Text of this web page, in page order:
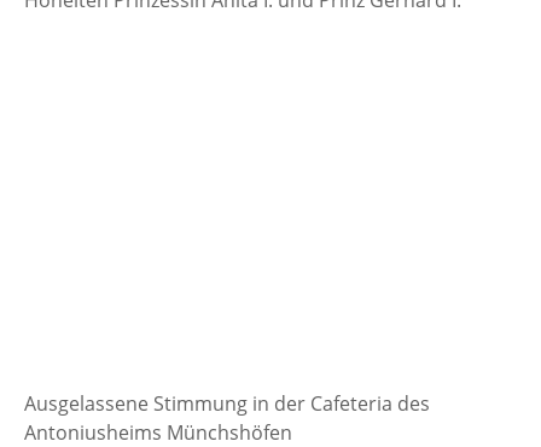
Ausgelassene Stimmung in der Cafeteria des
Antoniusheims Münchshöfen